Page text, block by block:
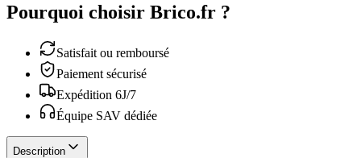
Pourquoi choisir Brico.fr ?
Satisfait ou remboursé
Paiement sécurisé
Expédition 6J/7
Équipe SAV dédiée
Description